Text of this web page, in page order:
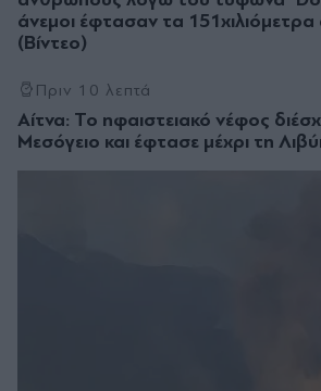
άνεμοι έφτασαν τα
(Βίντεο)
Πριν 10 λεπτά
Αίτνα: Το ηφαιστειακό νέφος
Μεσόγειο και έφτασε μέχρι τη